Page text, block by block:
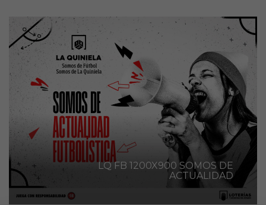
LQ FB 1200X900 SOMOS DE
ACTUALIDAD